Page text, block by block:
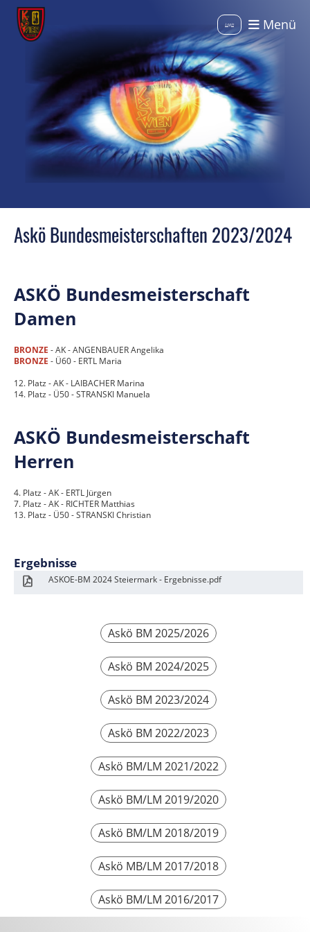
Login Menü
Askö Bundesmeisterschaften 2023/2024
ASKÖ Bundesmeisterschaft
Damen
BRONZE - AK - ANGENBAUER Angelika
BRONZE - Ü60 - ERTL Maria
12. Platz - AK - LAIBACHER Marina
14. Platz - Ü50 - STRANSKI Manuela
ASKÖ Bundesmeisterschaft
Herren
4. Platz - AK - ERTL Jürgen
7. Platz - AK - RICHTER Matthias
13. Platz - Ü50 - STRANSKI Christian
Ergebnisse
ASKOE-BM 2024 Steiermark - Ergebnisse.pdf
Askö BM 2025/2026
Askö BM 2024/2025
Askö BM 2023/2024
Askö BM 2022/2023
Askö BM/LM 2021/2022
Askö BM/LM 2019/2020
Askö BM/LM 2018/2019
Askö MB/LM 2017/2018
Askö BM/LM 2016/2017